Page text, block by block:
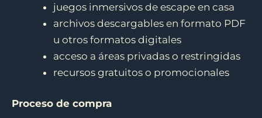
juegos inmersivos de escape en casa
archivos descargables en formato PDF
u otros formatos digitales
acceso a áreas privadas o restringidas
recursos gratuitos o promocionales
Proceso de compra